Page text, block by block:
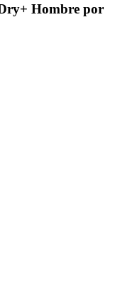
Hombre por